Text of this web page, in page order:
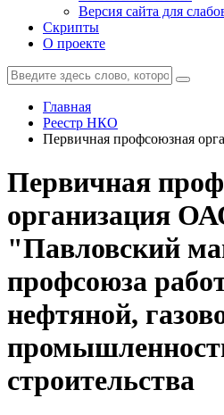
Версия сайта для
Скрипты
О проекте
Главная
Реестр НКО
Первичная профсоюзная
Первичная
организация
"Павловский
профсоюза
нефтяной,
строительства